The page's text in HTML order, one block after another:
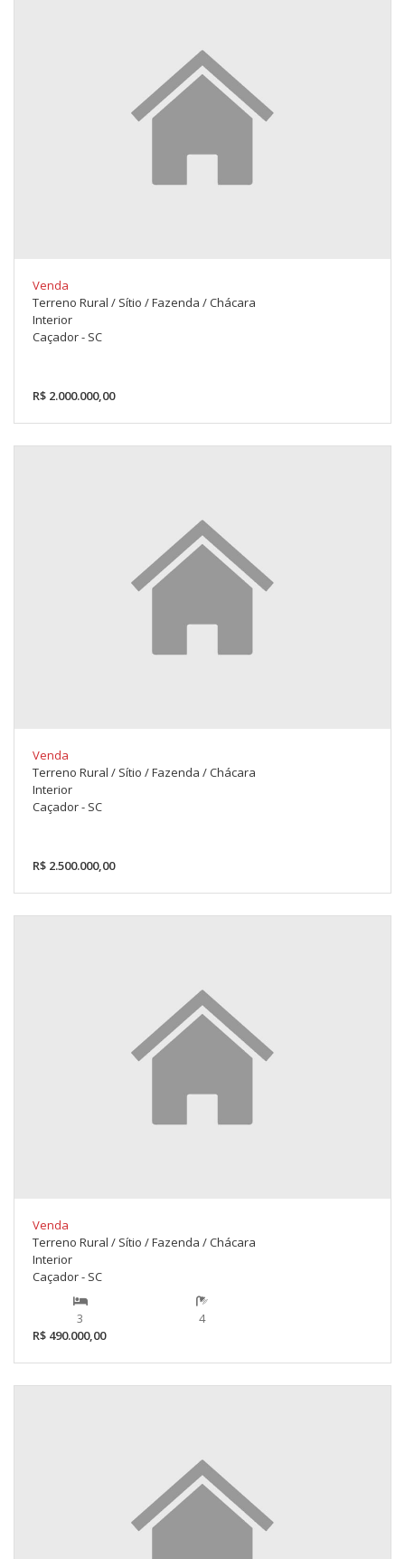
Venda
Terreno Rural / Sítio / Fazenda / Chácara
Interior
Caçador - SC
R$ 2.000.000,00
Venda
Terreno Rural / Sítio / Fazenda / Chácara
Interior
Caçador - SC
R$ 2.500.000,00
Venda
Terreno Rural / Sítio / Fazenda / Chácara
Interior
Caçador - SC
3
4
R$ 490.000,00